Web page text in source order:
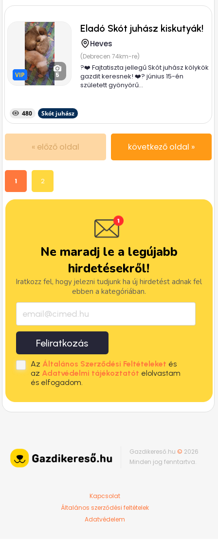
VIP
VIP 5
Eladó Skót juhász kiskutyák!
Heves
(Debrecen 74km-re)
?❤️ Fajtatiszta jellegű Skót juhász kölykök
gazdit keresnek! ❤️? június 15-én
született gyönyörű...
480 Skót juhász
« előző oldal következő oldal »
1 2
Ne maradj le a legújabb
hirdetésekről!
Iratkozz fel, hogy jelezni tudjunk ha új hirdetést adnak fel
ebben a kategóriában.
Feliratkozás
Az Általános Szerződési Feltételeket és
az Adatvédelmi tájékoztatót elolvastam
és elfogadom.
Gazdikereső.hu © 2026
Minden jog fenntartva.
Kapcsolat
Általános szerződési feltételek
Adatvédelem